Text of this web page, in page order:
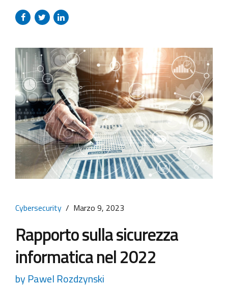
problemi che sorgono a fronte di una mancanza di
aggiornamenti: Rallentamento del funzionamento (le nostre
Cybersecurity Marzo 9, 2023
Rapporto sulla sicurezza
informatica nel 2022
by Pawel Rozdzynski